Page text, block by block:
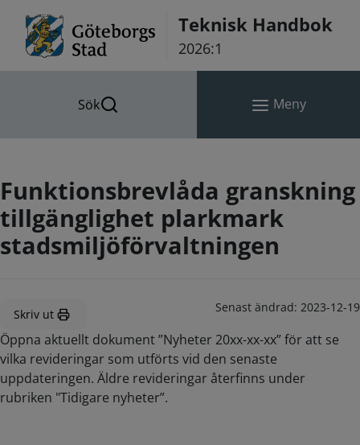
Teknisk Handbok
2026:1
Sök Meny
Funktionsbrevlåda granskning
tillgänglighet plarkmark
stadsmiljöförvaltningen
Skriv ut Senast ändrad: 2023-12-19
Öppna aktuellt dokument ”Nyheter 20xx-xx-xx” för att se
vilka revideringar som utförts vid den senaste
uppdateringen. Äldre revideringar återfinns under
rubriken "Tidigare nyheter”.